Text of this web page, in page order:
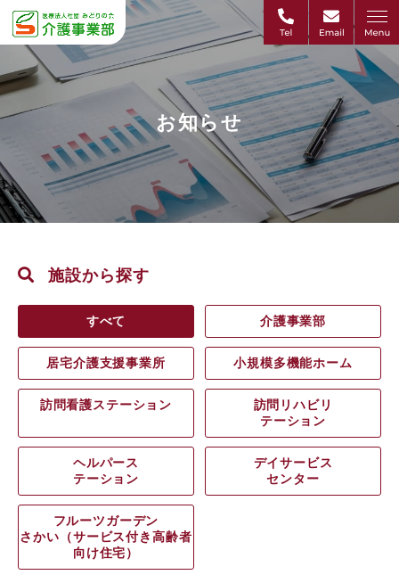
お知らせ
施設から探す
すべて 介護事業部
居宅介護支援事業所 小規模多機能ホーム
訪問看護ステーション
訪問リハビリ
テーション
ヘルパース
テーション
デイサービス
センター
フルーツガーデン
さかい（サービス付き高齢者
向け住宅）